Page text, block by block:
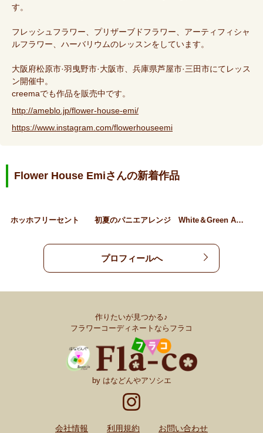
す。
フレッシュフラワー、プリザーブドフラワー、アーティフィシャ
ルフラワー、ハーバリウムのレッスンをしています。
大阪府松原市·羽曳野市·大阪市、兵庫県芦屋市·三田市にてレッス
ン開催中。
creemaでも作品を販売中です。
http://ameblo.jp/flower-house-emi/
https://www.instagram.com/flowerhouseemi
Flower House Emiさんの新着作品
ホッホフリーセント 初夏のパニエアレンジ White＆Green A…
プロフィールへ
作りたいが見つかる♪
フラワーコーディネートならフラコ
by はなどんやアソシエ
会社情報 利用規約 お問い合わせ